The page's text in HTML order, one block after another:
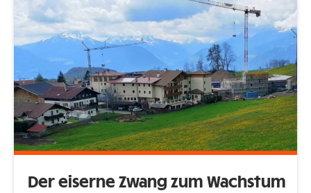
Der eiserne Zwang zum Wachstum